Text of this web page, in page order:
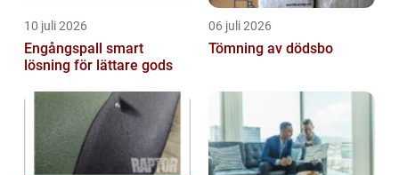
10 juli 2026
Engångspall smart
lösning för lättare gods
06 juli 2026
Tömning av dödsbo